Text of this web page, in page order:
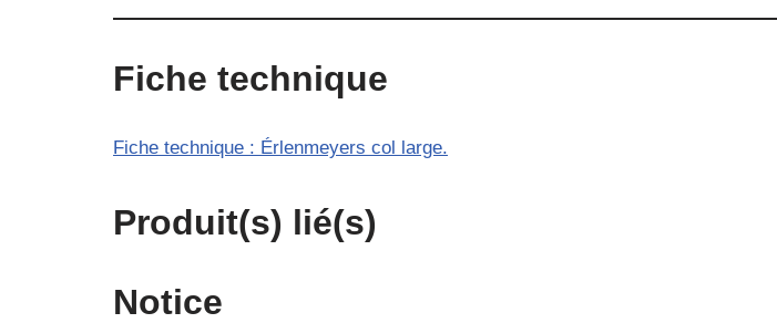
Fiche technique
Fiche technique : Érlenmeyers col large.
Produit(s) lié(s)
Notice